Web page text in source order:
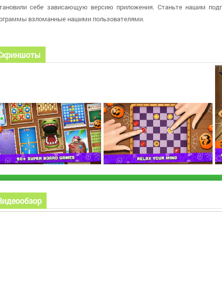
себе зависающую версию приложения. Станьте нашим
взломанные нашими пользователями.